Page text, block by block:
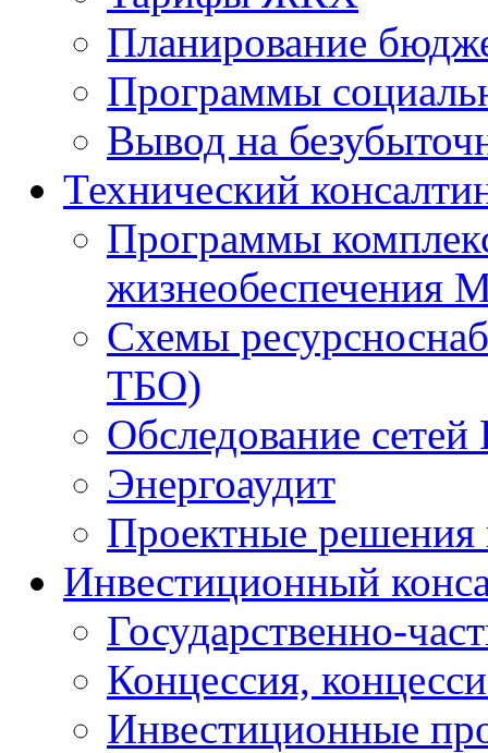
Планирование
Программы
Вывод на
Технический
Программы
жизнеобеспечения
Схемы
ТБО)
Обследование
Энергоаудит
Проектные решения
Инвестиционный
Государственно-
Концессия,
Инвестиционные